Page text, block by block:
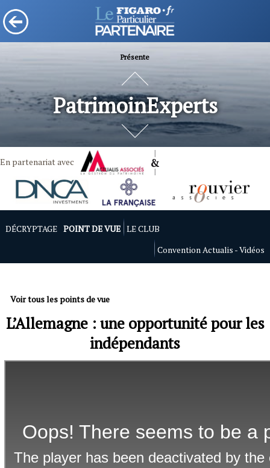
Présente
PatrimoinExperts
En partenariat avec
DÉCRYPTAGE POINT DE VUE LE CLUB
Convention Actualis - Vidéos
Voir tous les points de vue
L’Allemagne : une opportunité pour les
indépendants